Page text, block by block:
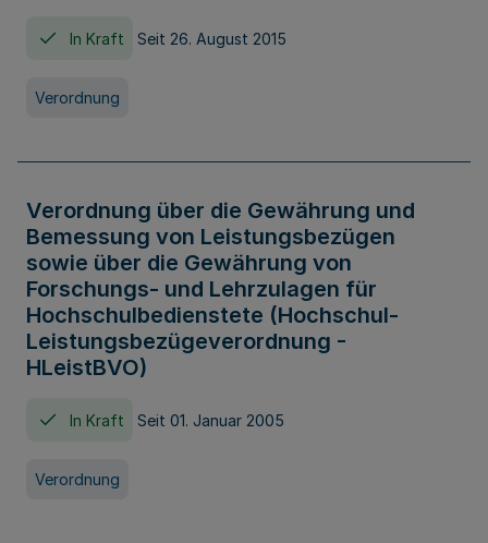
In Kraft Seit 26. August 2015
Verordnung
Verordnung über die Gewährung und
Bemessung von Leistungsbezügen
sowie über die Gewährung von
Forschungs- und Lehrzulagen für
Hochschulbedienstete (Hochschul-
Leistungsbezügeverordnung -
HLeistBVO)
In Kraft Seit 01. Januar 2005
Verordnung